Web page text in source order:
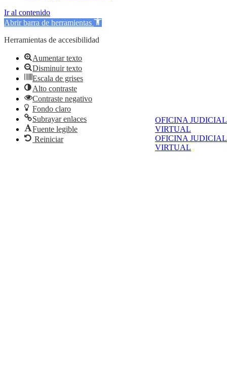
OFICINA JUDICIAL
VIRTUAL
OFICINA JUDICIAL
VIRTUAL
Ir al contenido
Abrir barra de herramientas
Herramientas de accesibilidad
Aumentar texto
Disminuir texto
Escala de grises
Alto contraste
Contraste negativo
Fondo claro
Subrayar enlaces
Fuente legible
Reiniciar